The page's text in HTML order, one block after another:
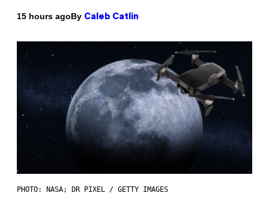
15 hours agoBy Caleb Catlin
PHOTO: NASA; DR PIXEL / GETTY IMAGES